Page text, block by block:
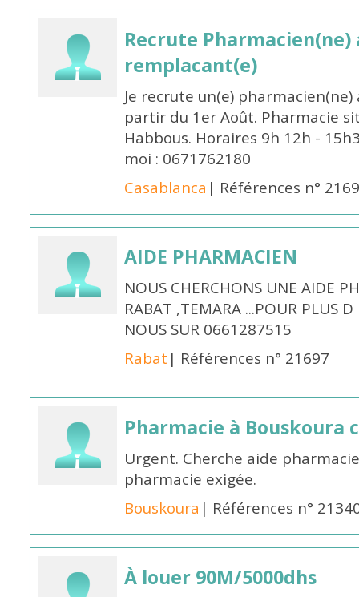
Recrute
remplacant(e)
Je recrute un(e)
partir du 1er Août. Pharmacie
Habbous. Horaires 9h 12h -
moi : 0671762180
Casablanca | Références n°
AIDE PHARMACIEN
NOUS CHERCHONS UNE AIDE
RABAT ,TEMARA ...POUR PLUS
NOUS SUR 0661287515
Rabat | Références n° 21697
Pharmacie à Bouskoura
Urgent. Cherche aide
pharmacie exigée.
Bouskoura | Références n°
À louer 90M/5000dhs